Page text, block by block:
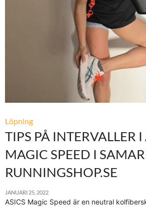
Löpning
TIPS PÅ INTERVALLER I
MAGIC SPEED I
RUNNINGSHOP.SE
JANUARI 25, 2022
ASICS Magic Speed är en neutral